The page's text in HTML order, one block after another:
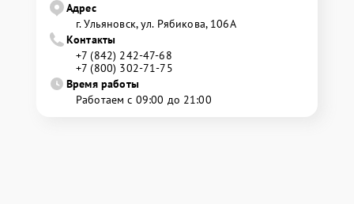
Адрес
г. Ульяновск, ул. Рябикова, 106А
Контакты
+7 (842) 242-47-68
+7 (800) 302-71-75
Время работы
Работаем с 09:00 до 21:00